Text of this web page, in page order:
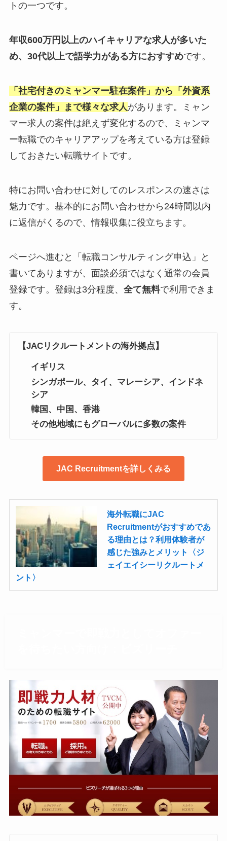
トの一つです。
年収600万円以上のハイキャリアな求人が多いた
め、30代以上で語学力がある方におすすめです。
「社宅付きのミャンマー駐在案件」から「外資系
企業の案件」まで様々な求人があります。ミャン
マー求人の案件は絶えず変化するので、ミャンマ
ー転職でのキャリアアップを考えている方は登録
しておきたい転職サイトです。
特にお問い合わせに対してのレスポンスの速さは
魅力です。基本的にお問い合わせから24時間以内
に返信がくるので、情報収集に役立ちます。
ページへ進むと「転職コンサルティング申込」と
書いてありますが、面談必須ではなく通常の会員
登録です。登録は3分程度、 全て無料で利用できま
す。
【JACリクルートメントの海外拠点】
イギリス
シンガポール、 タイ、マレーシア、 インドネ
シア
韓国、 中国、香港
その他地域にもグローバルに多数の案件
JAC Recruitmentを詳しくみる
海外転職にJAC
Recruitmentがおすすめであ
る理由とは？利用体験者が
感じた強みとメリット〈ジ
ェイエイシーリクルートメ
ント〉